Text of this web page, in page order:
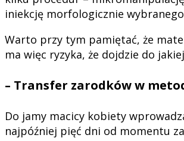
iniekcję morfologicznie
Warto przy tym pamiętać, że
ma więc ryzyka, że dojdzie do
– Transfer zarodków w
Do jamy macicy kobiety
najpóźniej pięć dni od momentu